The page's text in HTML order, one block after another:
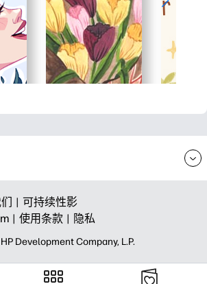
| 可持续性影
| 使用条款 | 隐私
Development Company, L.P.